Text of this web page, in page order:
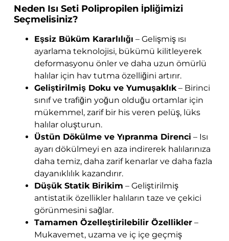
Neden Isı Seti Polipropilen İpliğimizi
Seçmelisiniz?
Eşsiz Büküm Kararlılığı – Gelişmiş ısı
ayarlama teknolojisi, bükümü kilitleyerek
deformasyonu önler ve daha uzun ömürlü
halılar için hav tutma özelliğini artırır.
Geliştirilmiş Doku ve Yumuşaklık– Birinci
sınıf ve trafiğin yoğun olduğu ortamlar için
mükemmel, zarif bir his veren pelüş, lüks
halılar oluşturun.
Üstün Dökülme ve Yıpranma Direnci – Isı
ayarı dökülmeyi en aza indirerek halılarınıza
daha temiz, daha zarif kenarlar ve daha fazla
dayanıklılık kazandırır.
Düşük Statik Birikim – Geliştirilmiş
antistatik özellikler halıların taze ve çekici
görünmesini sağlar.
Tamamen Özelleştirilebilir Özellikler–
Mukavemet, uzama ve iç içe geçmiş